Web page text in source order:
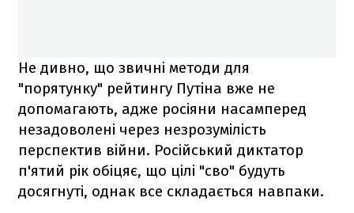
Не дивно, що звичні методи для
"порятунку" рейтингу Путіна вже не
допомагають, адже росіяни насамперед
незадоволені через незрозумілість
перспектив війни. Російський диктатор
п'ятий рік обіцяє, що цілі "сво" будуть
досягнуті, однак все складається навпаки.